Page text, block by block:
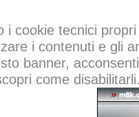
i cookie tecnici
i contenuti e gli
banner,
come